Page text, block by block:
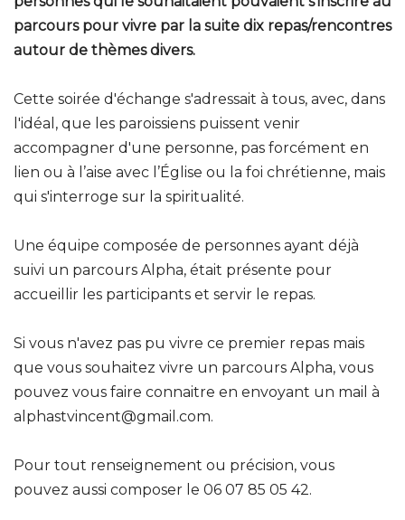
parcours pour vivre par la suite dix repas/rencontres
autour de thèmes divers.
Cette soirée d'échange s'adressait à tous, avec, dans
l'idéal, que les paroissiens puissent venir
accompagner d'une personne, pas forcément en
lien ou à l’aise avec l’Église ou la foi chrétienne, mais
qui s'interroge sur la spiritualité.
Une équipe composée de personnes ayant déjà
suivi un parcours Alpha, était présente pour
accueillir les participants et servir le repas.
Si vous n'avez pas pu vivre ce premier repas mais
que vous souhaitez vivre un parcours Alpha, vous
pouvez vous faire connaitre en envoyant un mail à
alphastvincent@gmail.com.
Pour tout renseignement ou précision, vous
pouvez aussi composer le 06 07 85 05 42.